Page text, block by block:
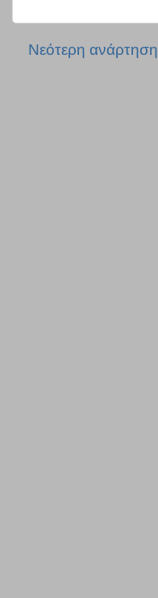
Νεότερη ανάρτηση